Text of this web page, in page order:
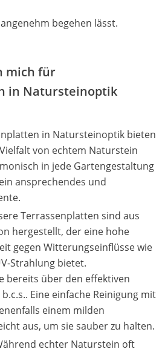
begehen lässt.
mich für
in Natursteinoptik
in Natursteinoptik bieten
von echtem Naturstein
in jede Gartengestaltung
ansprechendes und
Terrassenplatten sind aus
hergestellt, der eine hohe
gegen Witterungseinflüsse wie
Strahlung bietet.
bereits über den effektiven
Eine einfache Reinigung mit
einem milden
aus, um sie sauber zu halten.
echter Naturstein oft